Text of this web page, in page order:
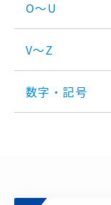
O～U
V～Z
数字・記号